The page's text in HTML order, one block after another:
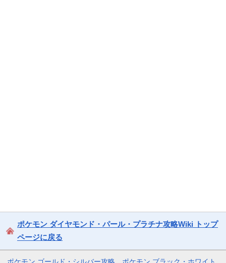
ポケモン ダイヤモンド・パール・プラチナ攻略Wiki トップ
ページに戻る
ポケモン ゴールド・シルバー攻略 ポケモン ブラック・ホワイト